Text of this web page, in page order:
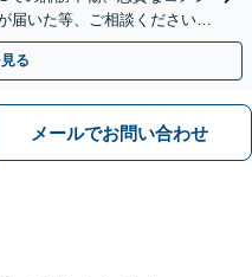
届いた等、ご相談ください
央駅4分】
る
メールでお問い合わせ